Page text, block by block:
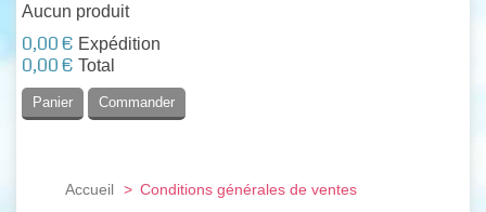
Aucun produit
0,00 € Expédition
0,00 € Total
Panier Commander
Accueil > Conditions générales de ventes